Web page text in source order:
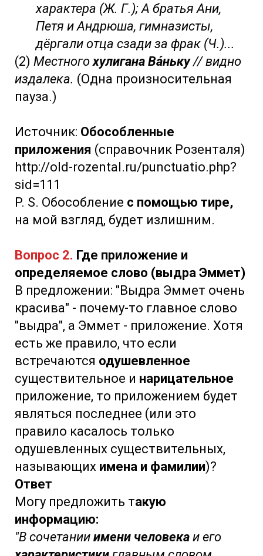
характера (Ж. Г.); А братья Ани,
Петя и Андрюша, гимназисты,
дёргали отца сзади за фрак (Ч.)...
(2) Местного хулигана Вáньку// видно
издалека. (Одна произносительная
пауза.)
Источник: Обособленные
приложения (справочник Розенталя)
http://old-rozental.ru/punctuatio.php?
sid=111
P. S. Обособление с помощью тире,
на мой взгляд, будет излишним.
Вопрос 2. Где приложение и
определяемое слово (выдра Эммет)
В предложении: "Выдра Эммет очень
красива" - почему-то главное слово
"выдра", а Эммет - приложение. Хотя
есть же правило, что если
встречаются одушевленное
существительное и нарицательное
приложение, то приложением будет
являться последнее (или это
правило касалось только
одушевленных существительных,
называющих имена и фамилии)?
Ответ
Могу предложить такую
информацию:
"В сочетании имени человека и его